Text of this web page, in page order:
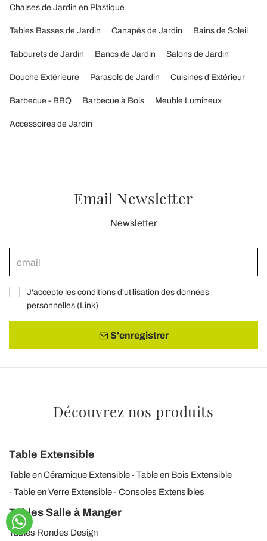
Chaises de Jardin en Plastique
Tables Basses de Jardin Canapés de Jardin Bains de Soleil
Tabourets de Jardin Bancs de Jardin Salons de Jardin
Douche Extérieure Parasols de Jardin Cuisines d'Extérieur
Barbecue - BBQ Barbecue à Bois Meuble Lumineux
Accessoires de Jardin
Email Newsletter
Newsletter
J'accepte les conditions d'utilisation des données
personnelles (Link)
S'enregistrer
Découvrez nos produits
Table Extensible
Table en Céramique Extensible
Table en Bois Extensible
Table en Verre Extensible
Consoles Extensibles
Tables Salle à Manger
Tables Rondes Design